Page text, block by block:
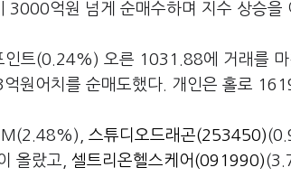
3000억원 넘게 순매수하며 지수 상승을
인트(0.24%) 오른 1031.88에 거래를 마
원어치를 순매도했다. 개인은 홀로
스튜디오드래곤(253450)
올랐고, 셀트리온헬스케어(091990)